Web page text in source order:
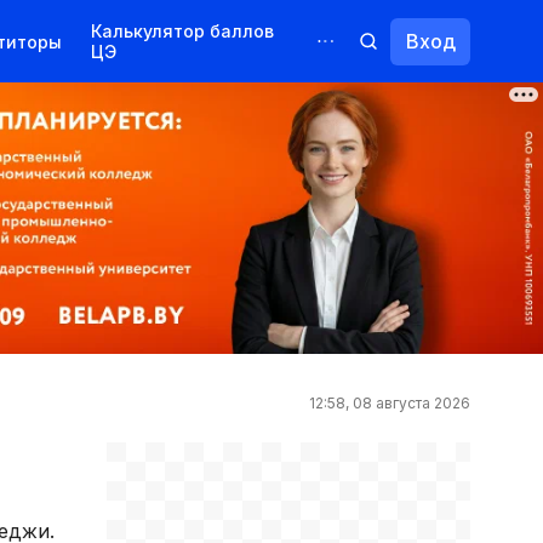
Калькулятор баллов
ЦЭ
Курсы
Переподготовка
Вход
12:58, 08 августа 2026